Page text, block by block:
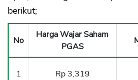
berikut;
No
Harga Wajar Saham
PGAS
1 Rp 3,319